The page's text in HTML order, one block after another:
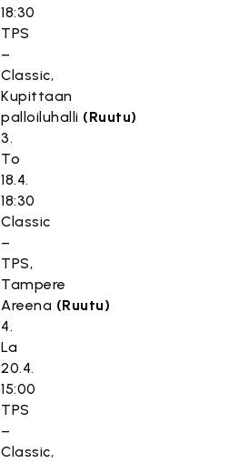
18:30
TPS
–
Classic,
Kupittaan
palloiluhalli (Ruutu)
3.
To
18.4.
18:30
Classic
–
TPS,
Tampere
Areena (Ruutu)
4.
La
20.4.
15:00
TPS
–
Classic,